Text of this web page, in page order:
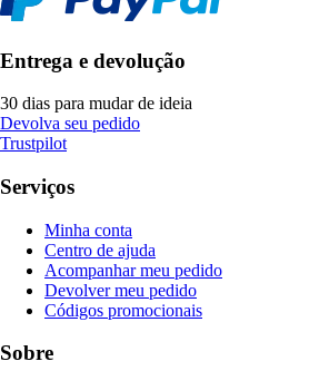
Entrega e devolução
30 dias para mudar de ideia
Devolva seu pedido
Trustpilot
Serviços
Minha conta
Centro de ajuda
Acompanhar meu pedido
Devolver meu pedido
Códigos promocionais
Sobre